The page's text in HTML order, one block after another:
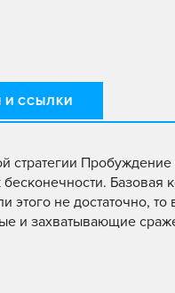
И ССЫЛКИ
стратегии
Базовая
не достаточно,
и захватывающие